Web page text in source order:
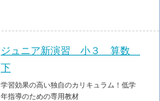
ジュニア新演習 小３ 算数
下
学習効果の高い独自のカリキュラム！低学
年指導のための専用教材